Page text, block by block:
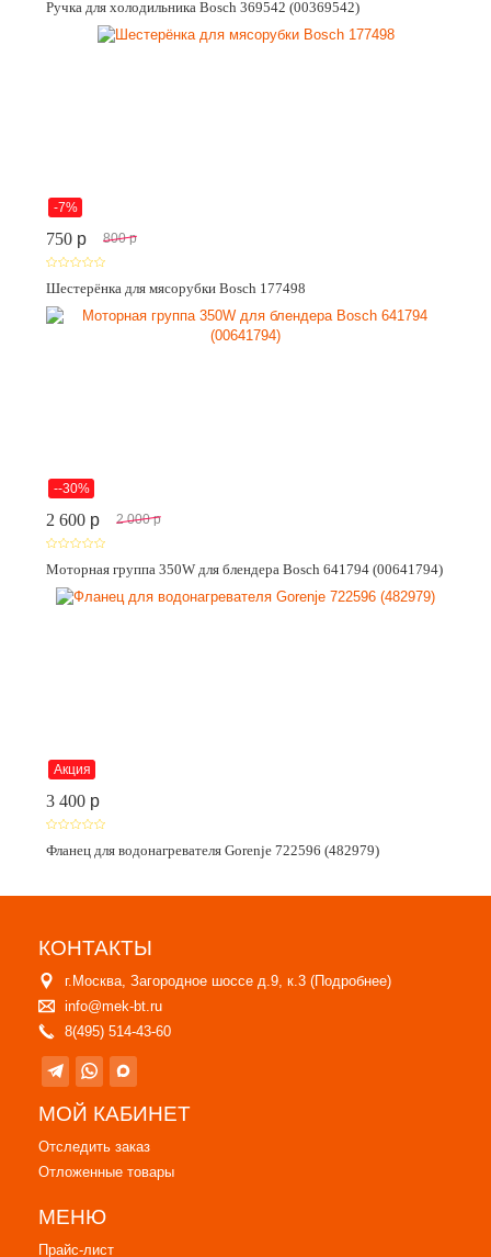
Ручка для холодильника Bosch 369542 (00369542)
-7%
750 p 800 p
Шестерёнка для мясорубки Bosch 177498
--30%
2 600 p 2 000 p
Моторная группа 350W для блендера Bosch 641794 (00641794)
Акция
3 400 p
Фланец для водонагревателя Gorenje 722596 (482979)
КОНТАКТЫ
г.Москва, Загородное шоссе д.9, к.3 (Подробнее)
info@mek-bt.ru
8(495) 514-43-60
МОЙ КАБИНЕТ
Отследить заказ
Отложенные товары
МЕНЮ
Прайс-лист